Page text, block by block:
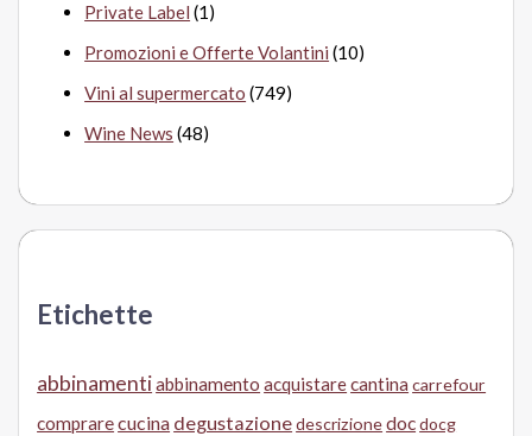
Private Label (1)
Promozioni e Offerte Volantini (10)
Vini al supermercato (749)
Wine News (48)
Etichette
abbinamentiabbinamento acquistarecantina carrefour
comprarecucina degustazionedescrizionedocdocg